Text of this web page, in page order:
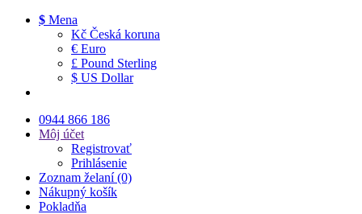
$ Mena
Kč Česká koruna
€ Euro
£ Pound Sterling
$ US Dollar
0944 866 186
Môj účet
Registrovať
Prihlásenie
Zoznam želaní (0)
Nákupný košík
Pokladňa